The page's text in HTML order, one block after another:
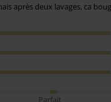
après deux lavages, ca
Parfait